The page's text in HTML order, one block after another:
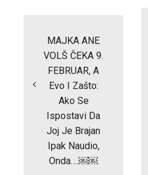
MAJKA ANE
VOLŠ ČEKA 9.
FEBRUAR, A
Evo I Zašto:
Ako Se
Ispostavi Da
Joj Je Brajan
Ipak Naudio,
Onda….￼￼